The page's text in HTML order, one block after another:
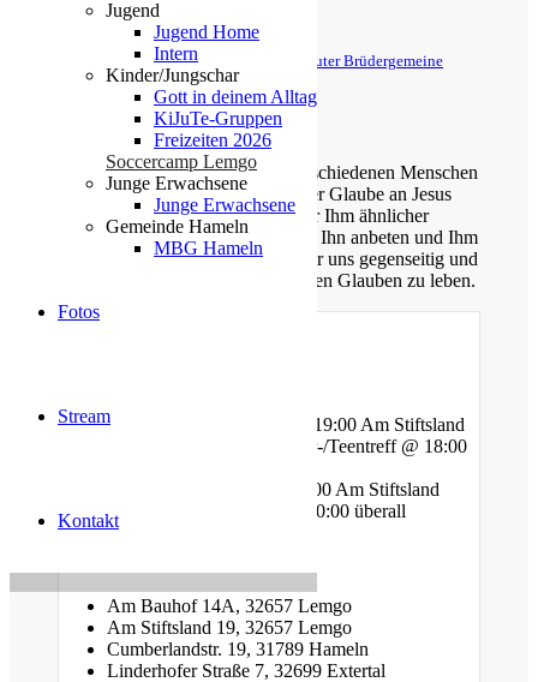
Jugend
Jugend Home
Intern
Kinder/Jungschar
Gott in deinem Alltag
KiJuTe-Gruppen
Freizeiten 2026
Soccercamp Lemgo
Junge Erwachsene
Junge Erwachsene
Gemeinde Hameln
MBG Hameln
Fotos
Stream
Kontakt
Epheser 2,17
© Evangelische Brüder-Unität – Herrnhuter Brüdergemeine
Weitere Informationen finden Sie hier
Unsere Gemeinde besteht aus verschiedenen Menschen
jeden Alters, die eins verbindet: der Glaube an Jesus
Christus. Gemeinsam möchten wir Ihm ähnlicher
werden, Sein Wort kennen lernen, Ihn anbeten und Ihm
nachfolgen. Dabei unterstützen wir uns gegenseitig und
ermutigen uns auch im Alltag diesen Glauben zu leben.
Mittwoch - Bibelstunde @ 19:00 Am Stiftsland
Freitag - Gebet und Kinder-/Teentreff @ 18:00
Freitag - Jugendtreff @ 20:00 Am Stiftsland
Sonntag - Gottesdienst @ 10:00 überall
Am Bauhof 14A, 32657 Lemgo
Am Stiftsland 19, 32657 Lemgo
Cumberlandstr. 19, 31789 Hameln
Linderhofer Straße 7, 32699 Extertal